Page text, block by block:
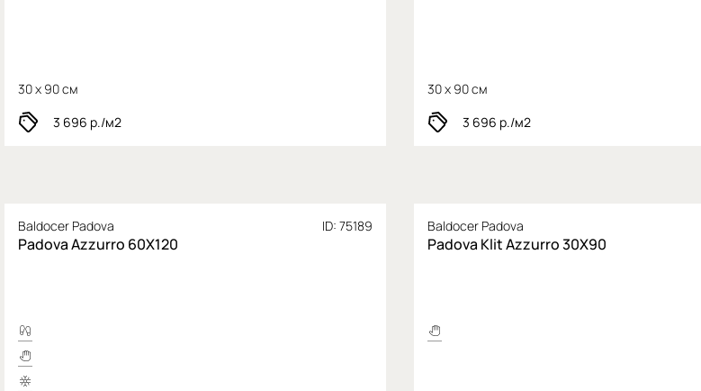
30 x 90 см
3 696 р./м2
30 x 90 см
3 696 р./м2
Baldocer Padova ID: 75189
Padova Azzurro 60X120
Baldocer Padova
Padova Klit Azzurro 30X90